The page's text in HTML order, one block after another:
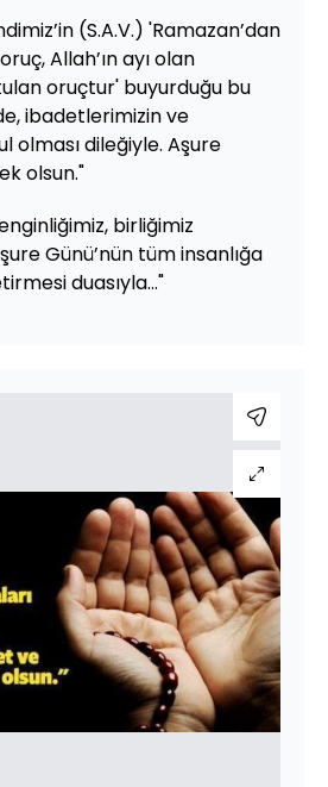
(S.A.V.) 'Ramazan’dan
Allah’ın ayı olan
oruçtur' buyurduğu bu
ibadetlerimizin ve
olması dileğiyle. Aşure
olsun."
birliğimiz
Günü’nün tüm insanlığa
duasıyla..."